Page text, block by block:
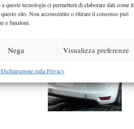
tecnologie ci permetterà di elaborare dati come il
sito. Non acconsentire o ritirare il consenso può
e funzioni.
Nega Visualizza preferenze
Dichiarazione sulla Privacy